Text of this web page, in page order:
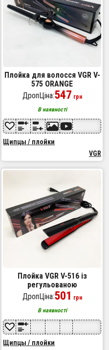
Плойка для волосся VGR V-
575 ORANGE
ДропЦіна:547 грн
В наявності
Щипцы / плойки
VGR
Плойка VGR V-516 із
регульованою
температурою до 230°C
ДропЦіна:501 грн
В наявності
Щипцы / плойки